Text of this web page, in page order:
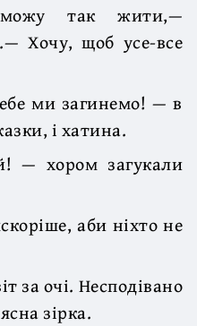
так жити,—
Хочу, щоб усе-все
ми загинемо! — в
і хатина.
— хором загукали
аби ніхто не
за очі. Несподівано
зірка.